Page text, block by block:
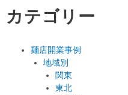
カテゴリー
麺店開業事例
地域別
関東
東北